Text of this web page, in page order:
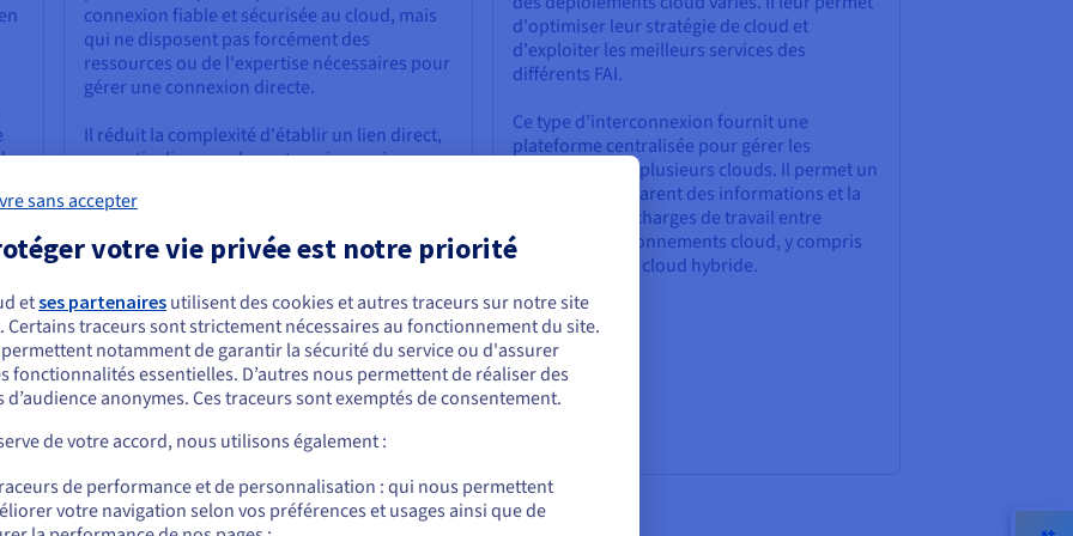
connexion fiable et sécurisée au cloud, mais
qui ne disposent pas forcément des
ressources ou de l'expertise nécessaires pour
gérer une connexion directe.
Il réduit la complexité d'établir un lien direct,
en particulier pour les entreprises qui
Cette méthode étend la connectivité aux
emplacements où les connexions directes
peut être plus abordable que
l’interconnexion dédiée, en particulier pour
les petites entreprises, et offre un plus large
éventail d’options de connectivité et de
fournisseurs de services - il fonctionne
d'optimiser leur stratégie de cloud et
d'exploiter les meilleurs services des
différents FAI.
Ce type d’interconnexion fournit une
plateforme centralisée pour gérer les
connexions sur plusieurs clouds. Il permet un
transfert transparent des informations et la
portabilité des charges de travail entre
différents environnements cloud, y compris
les solutions de cloud hybride.
semblez être localisé en États-Unis.
commander, rendez-vous sur le site de votre pays (États-Unis) et créez un
us.ovhcloud.com/
Anglais USD - $
sans accepter
votre vie privée est notre priorité
etses partenaires utilisent des cookies et autres traceurs sur notre site
Certains traceurs sont strictement nécessaires au fonctionnement du site.
notamment de garantir la sécurité du service ou d'assurer
fonctionnalités essentielles. D’autres nous permettent de réaliser des
d’audience anonymes. Ces traceurs sont exemptés de consentement.
de votre accord, nous utilisons également :
de performance et de personnalisation : qui nous permettent
votre navigation selon vos préférences et usages ainsi que de